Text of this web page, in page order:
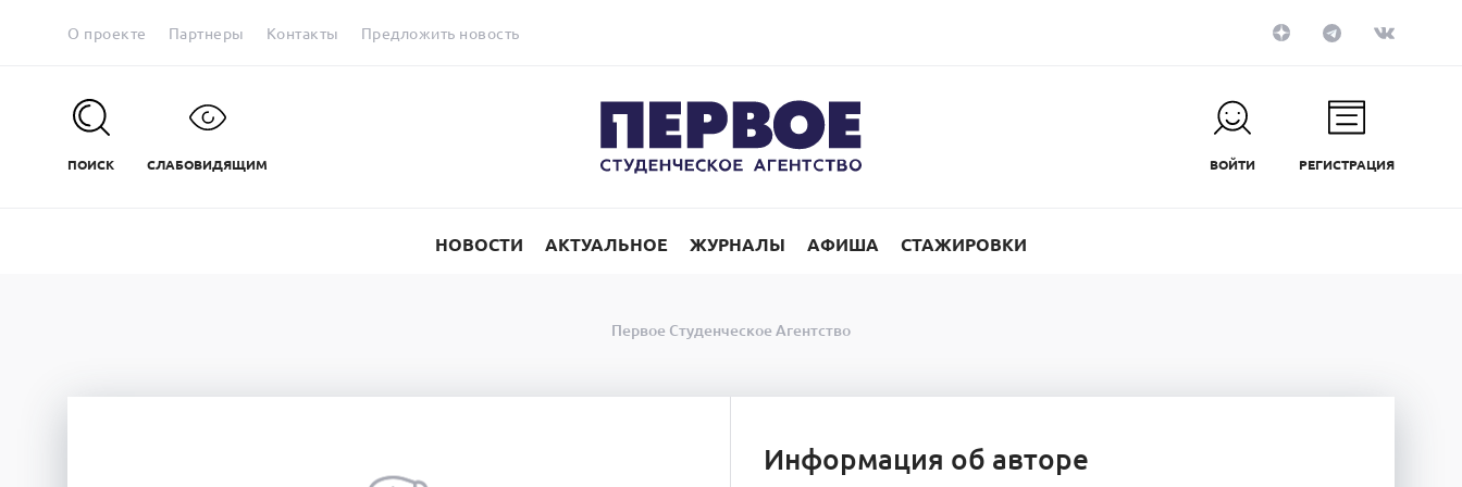
О проекте Партнеры Контакты Предложить новость
ПОИСК СЛАБОВИДЯЩИМ ВОЙТИ РЕГИСТРАЦИЯ
НОВОСТИ АКТУАЛЬНОЕ ЖУРНАЛЫ АФИША СТАЖИРОВКИ
Первое Студенческое Агентство
Информация об авторе